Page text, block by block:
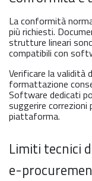
La conformità
più richiesti.
strutture lineari
compatibili con
Verificare la validità
formattazione
Software dedicati
suggerire correzioni
piattaforma.
Limiti tecnici
e-